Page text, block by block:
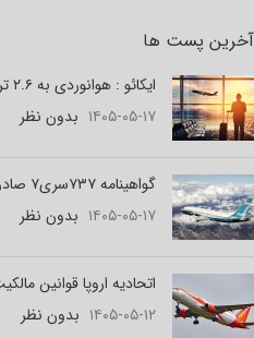
آخرین پست ها
ایکائو : هوانوردی به ۲.۶ تریلیون دلار سرمایه‌گذاری نیاز دارد
۱۴۰۵-۰۵-۱۷ بدون نظر
گواهینامه ۷۳۷سری۷ صادر شد
۱۴۰۵-۰۵-۱۷ بدون نظر
اتحادیه اروپا قوانین
۱۴۰۵-۰۵-۱۲ بدون نظر